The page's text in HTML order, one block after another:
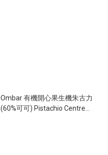
Ombar 有機開心果生機朱古力
(60%可可) Pistachio Centre